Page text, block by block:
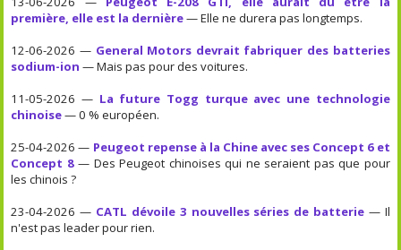
première, elle est la dernière— Elle ne durera pas longtemps.
12-06-2026 — General Motors devrait fabriquer des batteries
sodium-ion — Mais pas pour des voitures.
11-05-2026 — La future Togg turque avec une technologie
chinoise— 0 % européen.
25-04-2026 — Peugeot repense à la Chine avec ses Concept 6 et
Concept 8— Des Peugeot chinoises qui ne seraient pas que pour
les chinois ?
23-04-2026 — CATL dévoile 3 nouvelles séries de batterie— Il
n'est pas leader pour rien.